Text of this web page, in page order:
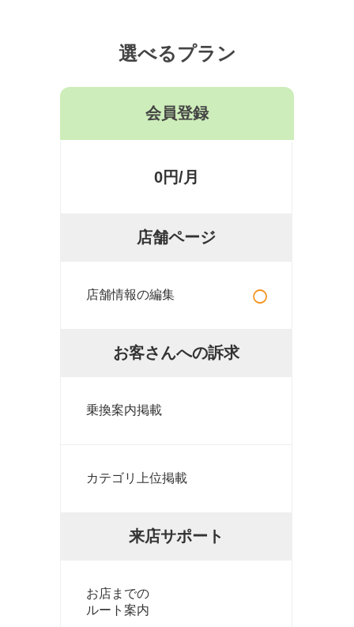
選べるプラン
会員登録
0円/月
店舗ページ
店舗情報の編集 ○
お客さんへの訴求
乗換案内掲載
カテゴリ上位掲載
来店サポート
お店までの
ルート案内